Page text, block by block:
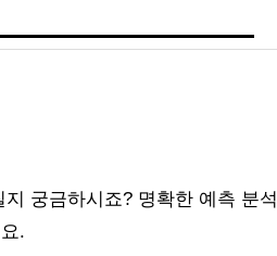
궁금하시죠? 명확한 예측 분석
.